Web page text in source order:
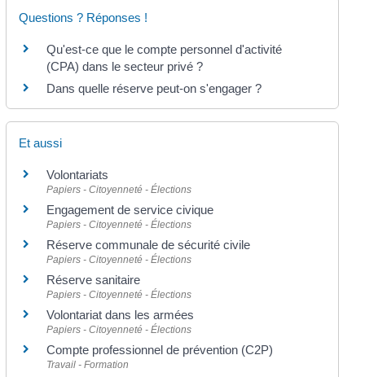
Questions ? Réponses !
Qu'est-ce que le compte personnel d'activité
(CPA) dans le secteur privé ?
Dans quelle réserve peut-on s'engager ?
Et aussi
Volontariats
Papiers - Citoyenneté - Élections
Engagement de service civique
Papiers - Citoyenneté - Élections
Réserve communale de sécurité civile
Papiers - Citoyenneté - Élections
Réserve sanitaire
Papiers - Citoyenneté - Élections
Volontariat dans les armées
Papiers - Citoyenneté - Élections
Compte professionnel de prévention (C2P)
Travail - Formation